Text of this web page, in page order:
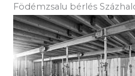
Födémzsalu bérlés